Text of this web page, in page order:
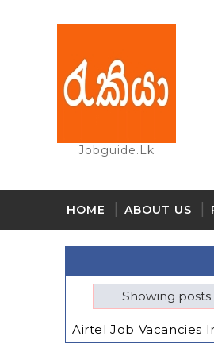
Jobguide.lk
HOME ABOUT US
Showing
Airtel Job Vacancies